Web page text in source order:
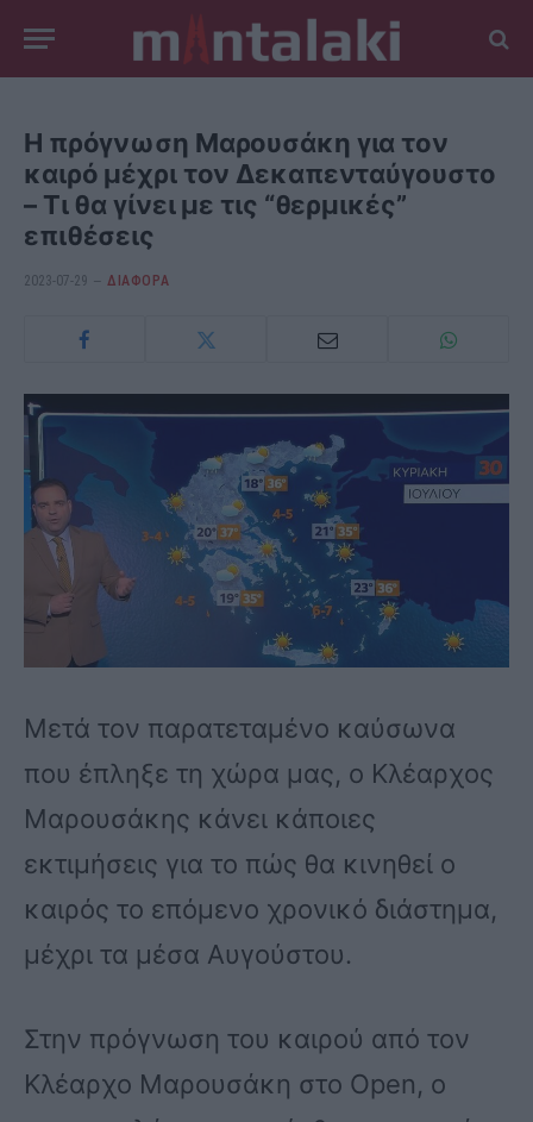
Η πρόγνωση Μαρουσάκη για τον
καιρό μέχρι τον Δεκαπενταύγουστο
– Τι θα γίνει με τις “θερμικές”
επιθέσεις
2023-07-29 ΔΙΆΦΟΡΑ
Μετά τον παρατεταμένο καύσωνα
που έπληξε τη χώρα μας, ο Κλέαρχος
Μαρουσάκης κάνει κάποιες
εκτιμήσεις για το πώς θα κινηθεί ο
καιρός το επόμενο χρονικό διάστημα,
μέχρι τα μέσα Αυγούστου.
Στην πρόγνωση του καιρού από τον
Κλέαρχο Μαρουσάκη στο Open, ο